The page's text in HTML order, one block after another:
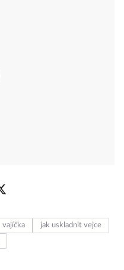
vajíčka
jak uskladnit vejce